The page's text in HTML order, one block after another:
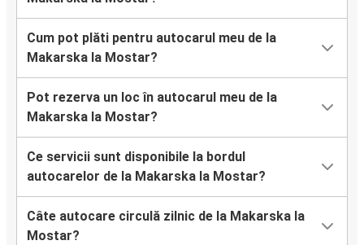
Cum pot plăti pentru autocarul meu de la
Makarska la Mostar?
Pot rezerva un loc în autocarul meu de la
Makarska la Mostar?
Ce servicii sunt disponibile la bordul
autocarelor de la Makarska la Mostar?
Câte autocare circulă zilnic de la Makarska la
Mostar?